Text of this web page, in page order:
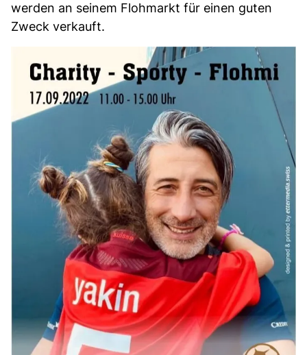
werden an seinem Flohmarkt für einen guten
Zweck verkauft.